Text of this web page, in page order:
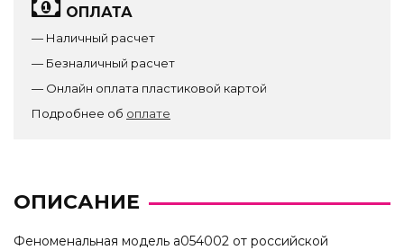
ОПЛАТА
— Наличный расчет
— Безналичный расчет
— Онлайн оплата пластиковой картой
Подробнее об оплате
ОПИСАНИЕ
Феноменальная модель a054002 от российской